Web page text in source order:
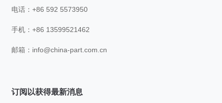
电话：+86 592 5573950
手机：+86 13599521462
邮箱： info@china-part.com.cn
订阅以获得最新消息